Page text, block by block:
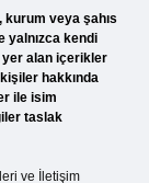
veya şahıs
yalnızca kendi
yer alan içerikler
hakkında
ile isim
taslak
ve İletişim